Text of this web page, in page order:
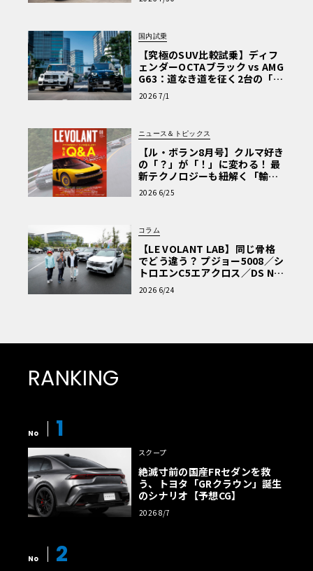
を選ぶ理由〈PR〉
国内試乗
【究極のSUV比較試乗】ディフ
ェンダーOCTAブラック vs AMG
G63：道なき道を征く2台の「対
極的アプローチ」
2026 7/1
ニュース＆トピックス
【ル・ボラン8月号】クルマ好き
の「？」が「！」に変わる！ 最
新テクノロジーも紐解く「輸入
車Q&A」
2026 6/25
コラム
【LE VOLANT LAB】同じ骨格
でどう違う？ プジョー5008／シ
トロエンC5エアクロス／DS Nº4
読者一気乗りレポート
2026 6/24
RANKING
No 1
スクープ
絶滅寸前の国産FRセダンを救
う、トヨタ「GRクラウン」誕生
のシナリオ【予想CG】
2026 8/7
No 2